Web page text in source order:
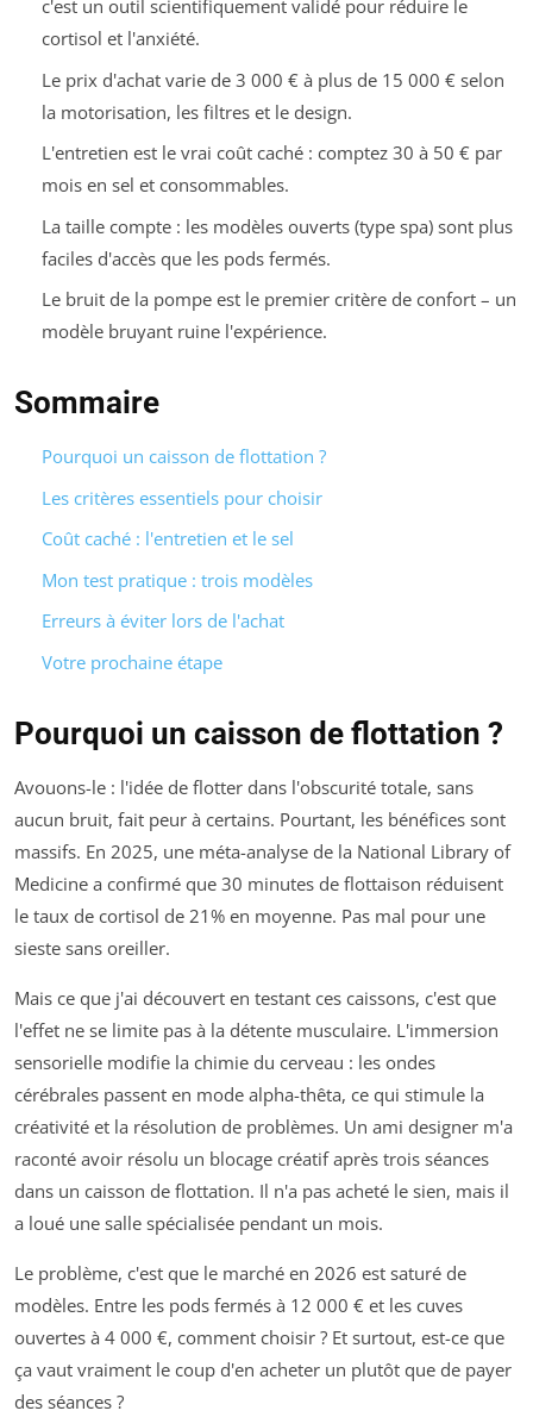
c'est un outil scientifiquement validé pour réduire le
cortisol et l'anxiété.
Le prix d'achat varie de 3 000 € à plus de 15 000 € selon
la motorisation, les filtres et le design.
L'entretien est le vrai coût caché : comptez 30 à 50 € par
mois en sel et consommables.
La taille compte : les modèles ouverts (type spa) sont plus
faciles d'accès que les pods fermés.
Le bruit de la pompe est le premier critère de confort – un
modèle bruyant ruine l'expérience.
Sommaire
Pourquoi un caisson de flottation ?
Les critères essentiels pour choisir
Coût caché : l'entretien et le sel
Mon test pratique : trois modèles
Erreurs à éviter lors de l'achat
Votre prochaine étape
Pourquoi un caisson de flottation ?
Avouons-le : l'idée de flotter dans l'obscurité totale, sans
aucun bruit, fait peur à certains. Pourtant, les bénéfices sont
massifs. En 2025, une méta-analyse de la National Library of
Medicine a confirmé que 30 minutes de flottaison réduisent
le taux de cortisol de 21% en moyenne. Pas mal pour une
sieste sans oreiller.
Mais ce que j'ai découvert en testant ces caissons, c'est que
l'effet ne se limite pas à la détente musculaire. L'immersion
sensorielle modifie la chimie du cerveau : les ondes
cérébrales passent en mode alpha-thêta, ce qui stimule la
créativité et la résolution de problèmes. Un ami designer m'a
raconté avoir résolu un blocage créatif après trois séances
dans un caisson de flottation. Il n'a pas acheté le sien, mais il
a loué une salle spécialisée pendant un mois.
Le problème, c'est que le marché en 2026 est saturé de
modèles. Entre les pods fermés à 12 000 € et les cuves
ouvertes à 4 000 €, comment choisir ? Et surtout, est-ce que
ça vaut vraiment le coup d'en acheter un plutôt que de payer
des séances ?